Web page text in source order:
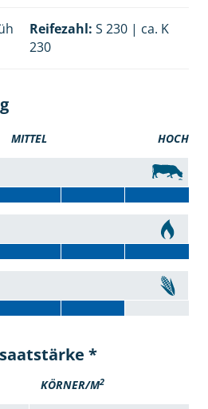
Reifezahl: S 230 | ca. K
230
MITTEL HOCH
*
KÖRNER/M2